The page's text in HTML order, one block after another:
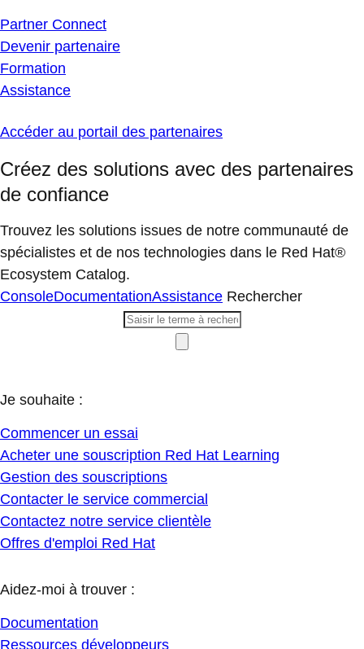
Partner Connect
Devenir partenaire
Formation
Assistance
Accéder au portail des partenaires
Créez des solutions avec des partenaires
de confiance
Trouvez les solutions issues de notre communauté de
spécialistes et de nos technologies dans le Red Hat®
Ecosystem Catalog.
ConsoleDocumentationAssistance Rechercher
Je souhaite :
Commencer un essai
Acheter une souscription Red Hat Learning
Gestion des souscriptions
Contacter le service commercial
Contactez notre service clientèle
Offres d'emploi Red Hat
Aidez-moi à trouver :
Documentation
Ressources développeurs